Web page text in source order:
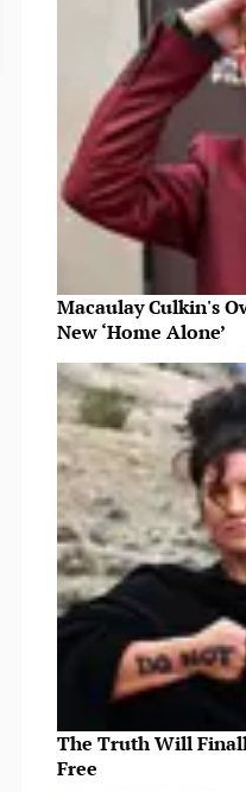
Macaulay Culkin's
New ‘Home Alone’
The Truth Will
Free